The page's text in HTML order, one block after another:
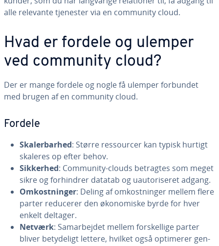
alle relevante tjenester via en community cloud.
Hvad er fordele og ulemper
ved community cloud?
Der er mange fordele og nogle få ulemper forbundet
med brugen af en community cloud.
Fordele
Ska­ler­bar­hed: Større res­sour­cer kan typisk hurtigt
skaleres op efter behov.
Sikkerhed: Community-clouds betragtes som meget
sikre og for­hin­drer datatab og uau­to­ri­se­ret adgang.
Om­kost­nin­ger: Deling af om­kost­nin­ger mellem flere
parter reducerer den øko­no­mi­ske byrde for hver
enkelt deltager.
Netværk: Sam­ar­bej­det mellem for­skel­li­ge parter
bliver be­ty­de­ligt lettere, hvilket også optimerer gen­